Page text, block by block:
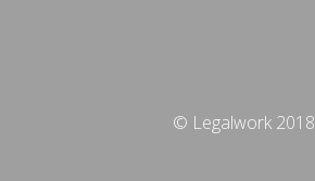
© Legalwork 2018